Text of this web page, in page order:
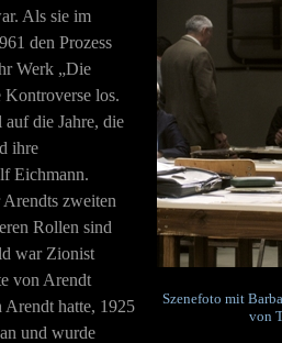
Szenefoto mit
von
Als sie im
den Prozess
Werk „Die
Kontroverse los.
die Jahre, die
ihre
Eichmann.
Arendts zweiten
Rollen sind
war Zionist
von Arendt
Arendt hatte, 1925
und wurde